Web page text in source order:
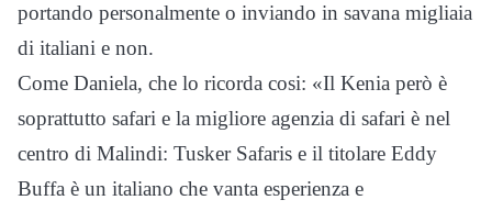
portando personalmente o inviando in savana migliaia
di italiani e non.
Come Daniela, che lo ricorda cosi: «Il Kenia però è
soprattutto safari e la migliore agenzia di safari è nel
centro di Malindi: Tusker Safaris e il titolare Eddy
Buffa è un italiano che vanta esperienza e